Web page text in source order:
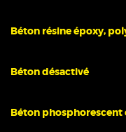
Béton résine époxy,
Béton désactivé
Béton phosphorescent